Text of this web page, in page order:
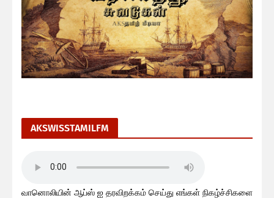
AKSWISSTAMILFM
வானொலியின் ஆப்ஸ் ஐ தரவிறக்கம் செய்து எங்கள் நிகழ்ச்சிகளை